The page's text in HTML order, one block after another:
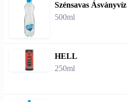
Szénsavas Ásványvíz
500ml
HELL
250ml